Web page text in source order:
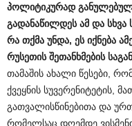
პოლიტიკურად
გადანაწილდეს ამ და სხვა
რა თქმა უნდა, ეს იქნება
რუსეთის შეთანხმების
თამაშის ახალი წესები,
ქვეყნის სუვერენიტეტის,
გათვალისწინებითა და
რომელსაც დღემდე